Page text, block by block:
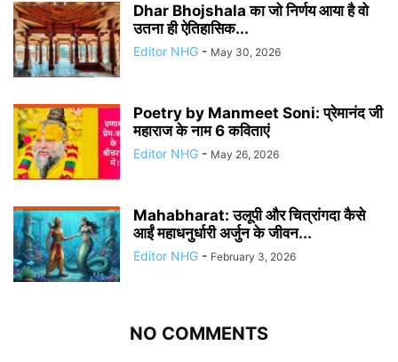
Dhar Bhojshala का जो निर्णय आया है वो
उतना ही ऐतिहासिक...
Editor NHG - May 30, 2026
Poetry by Manmeet Soni: प्रेमानंद जी
महाराज के नाम 6 कविताएं
Editor NHG - May 26, 2026
Mahabharat: उलूपी और चित्रांगदा कैसे
आईं महाधनुर्धारी अर्जुन के जीवन...
Editor NHG - February 3, 2026
NO COMMENTS